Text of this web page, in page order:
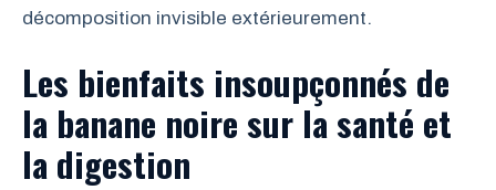
décomposition invisible extérieurement.
Les bienfaits insoupçonnés de
la banane noire sur la santé et
la digestion